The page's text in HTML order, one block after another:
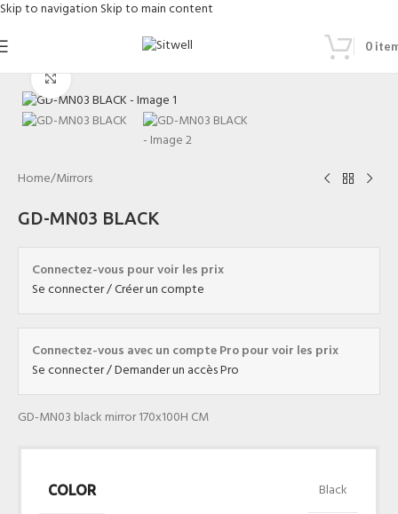
Skip to navigation Skip to main content
0
Click to enlarge
Home/Mirrors
GD-MN03 BLACK
Connectez-vous pour voir les prix
Se connecter / Créer un compte
Connectez-vous avec un compte Pro pour voir les prix
Se connecter / Demander un accès Pro
GD-MN03 black mirror 170x100H CM
COLOR Black